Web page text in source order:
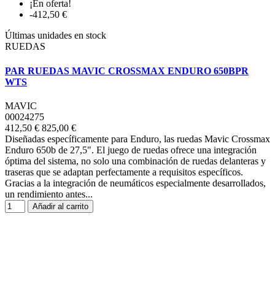
¡En oferta!
-412,50 €
Últimas unidades en stock
RUEDAS
PAR RUEDAS MAVIC CROSSMAX ENDURO 650BPR
WTS
MAVIC
00024275
412,50 € 825,00 €
Diseñadas específicamente para Enduro, las ruedas Mavic Crossmax
Enduro 650b de 27,5". El juego de ruedas ofrece una integración
óptima del sistema, no solo una combinación de ruedas delanteras y
traseras que se adaptan perfectamente a requisitos específicos.
Gracias a la integración de neumáticos especialmente desarrollados,
un rendimiento antes...
Añadir al carrito